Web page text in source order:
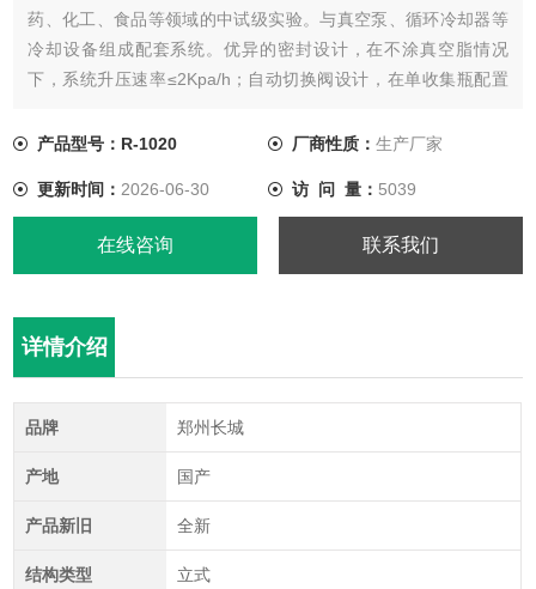
药、化工、食品等领域的中试级实验。与真空泵、循环冷却器等
冷却设备组成配套系统。优异的密封设计，在不涂真空脂情况
下，系统升压速率≤2Kpa/h；自动切换阀设计，在单收集瓶配置
组件采用快速法兰连接，操作方便
产品型号：R-1020 厂商性质： 生产厂家
更新时间： 2026-06-30 访 问 量： 5039
在线咨询 联系我们
详情介绍
品牌 郑州长城
产地 国产
产品新旧 全新
结构类型 立式